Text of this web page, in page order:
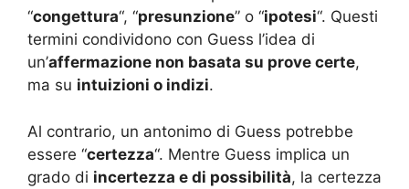
“congettura“, “presunzione” o “ipotesi“. Questi
termini condividono con Guess l’idea di
un’affermazione non basata su prove certe,
ma su intuizioni o indizi.
Al contrario, un antonimo di Guess potrebbe
essere “certezza“. Mentre Guess implica un
grado di incertezza e di possibilità, la certezza